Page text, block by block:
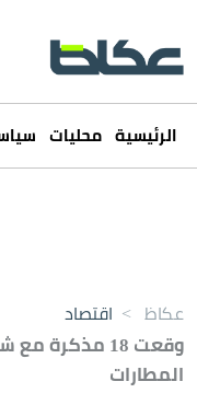
الرئيسية محليات
عكاظ > اقتصاد
وقعت 18
المطارات